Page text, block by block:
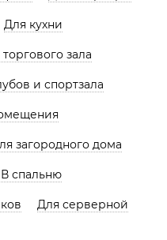
Для кухни
зала
и спортзала
загородного дома
В спальню
Для серверной